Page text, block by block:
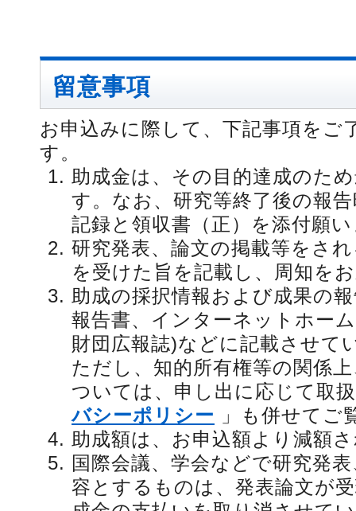
留意事項
お申込みに際して、下記事項をご
す。
助成金は、その目的達成のた
す。なお、研究等終了後の報
記録と領収書（正）を添付願
研究発表、論文の掲載等をさ
を受けた旨を記載し、周知を
助成の採択情報および成果の
報告書、インターネットホー
財団広報誌)などに記載させて
ただし、知的所有権等の関係
ついては、申し出に応じて取
バシーポリシー 」も併せてご
助成額は、お申込額より減額
国際会議、学会などで研究発
容とするものは、発表論文が